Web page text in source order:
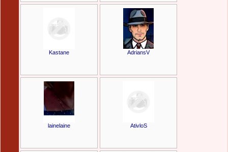
Kastane AdriansV
lainelaine AtivloS